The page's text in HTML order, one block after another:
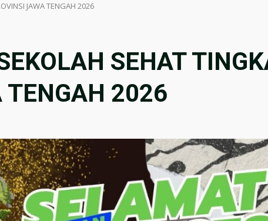
JAWA TENGAH 2026
SEHAT
TENGAH 2026